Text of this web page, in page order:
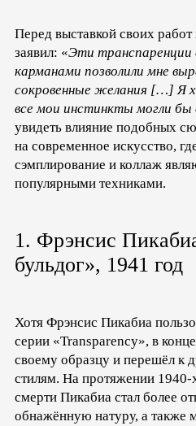
Перед выставкой своих
заявил: «Эти транспаренции
карманами позволили мне
сокровенные желания […] Я
все мои инстинкты могли бы
увидеть влияние подобных
на современное искусство,
сэмплирование и коллаж
популярными техниками.
1. Фрэнсис
бульдог», 1941 год
Хотя Фрэнсис Пикабиа
серии «Transparency», в
своему образцу и перешёл к
стилям. На протяжении 1940-
смерти Пикабиа стал более
обнажённую натуру, а также